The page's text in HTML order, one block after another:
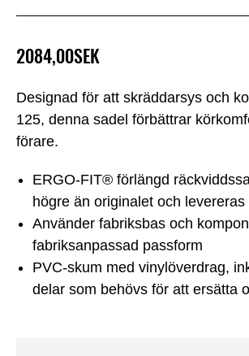
Designad för att skräddarsys och
125, denna sadel förbättrar
förare.
ERGO-FIT® förlängd
högre än originalet och
Använder fabriksbas och
fabriksanpassad passform
PVC-skum med vinylöverdrag,
delar som behövs för att ersätta
2084,00SEK